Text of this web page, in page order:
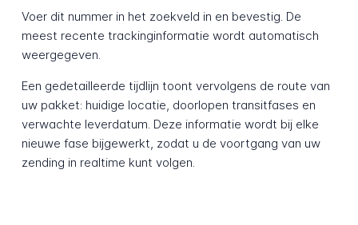
Voer dit nummer in het zoekveld in en bevestig. De
meest recente trackinginformatie wordt automatisch
weergegeven.
Een gedetailleerde tijdlijn toont vervolgens de route van
uw pakket: huidige locatie, doorlopen transitfases en
verwachte leverdatum. Deze informatie wordt bij elke
nieuwe fase bijgewerkt, zodat u de voortgang van uw
zending in realtime kunt volgen.